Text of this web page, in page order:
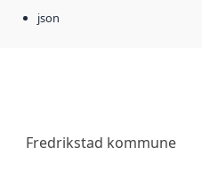
json
Fredrikstad kommune